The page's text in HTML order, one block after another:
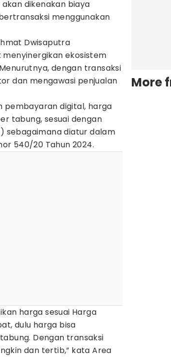
dikenakan biaya
menggunakan
Dwisaputra
ekosistem
dengan transaksi
dan mengawasi penjualan
pembayaran digital, harga
tabung, sesuai dengan
sebagaimana diatur dalam
540/20 Tahun 2024.
harga sesuai Harga
dulu harga bisa
Dengan transaksi
dan tertib,” kata Area
More